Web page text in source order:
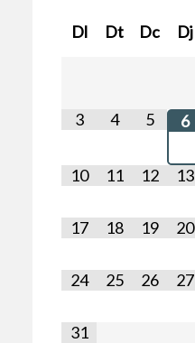
Dl Dt Dc Dj
3 4 5 6
10 11 12 13
17 18 19 20
24 25 26 27
31